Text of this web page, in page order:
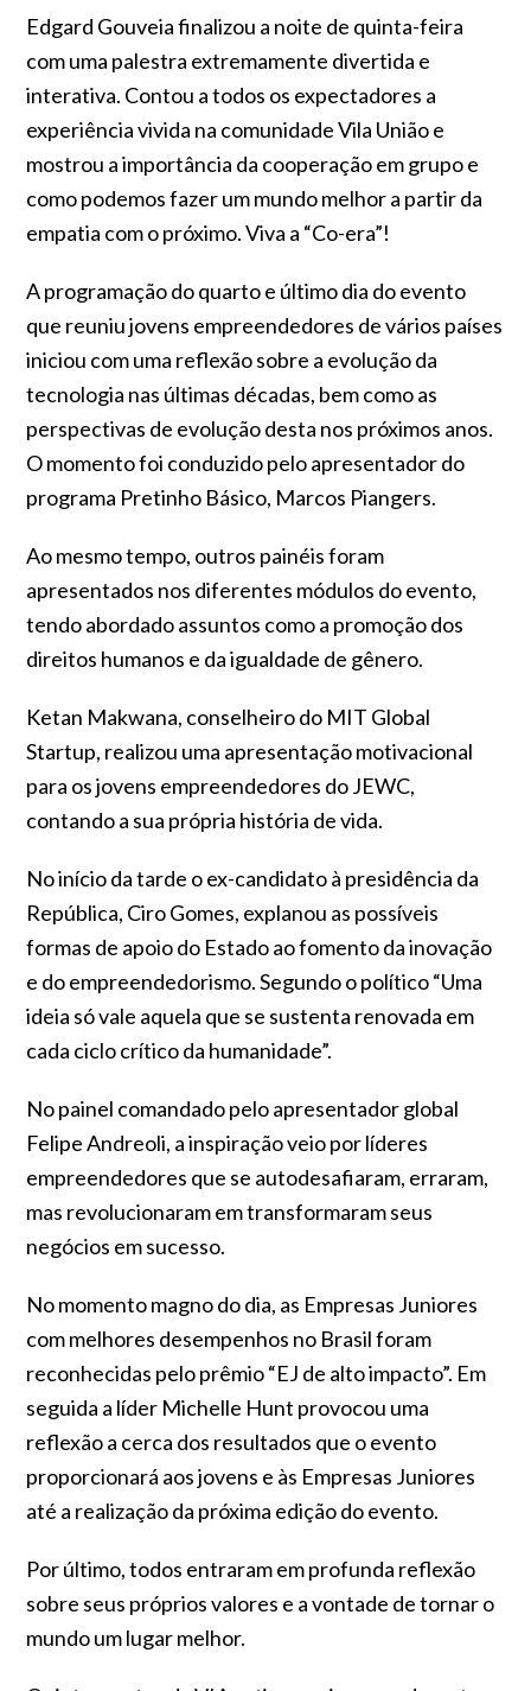
Edgard Gouveia finalizou a noite de quinta-feira
com uma palestra extremamente divertida e
interativa. Contou a todos os expectadores a
experiência vivida na comunidade Vila União e
mostrou a importância da cooperação em grupo e
como podemos fazer um mundo melhor a partir da
empatia com o próximo. Viva a “Co-era”!
A programação do quarto e último dia do evento
que reuniu jovens empreendedores de vários países
iniciou com uma reflexão sobre a evolução da
tecnologia nas últimas décadas, bem como as
perspectivas de evolução desta nos próximos anos.
O momento foi conduzido pelo apresentador do
programa Pretinho Básico, Marcos Piangers.
Ao mesmo tempo, outros painéis foram
apresentados nos diferentes módulos do evento,
tendo abordado assuntos como a promoção dos
direitos humanos e da igualdade de gênero.
Ketan Makwana, conselheiro do MIT Global
Startup, realizou uma apresentação motivacional
para os jovens empreendedores do JEWC,
contando a sua própria história de vida.
No início da tarde o ex-candidato à presidência da
República, Ciro Gomes, explanou as possíveis
formas de apoio do Estado ao fomento da inovação
e do empreendedorismo. Segundo o político “Uma
ideia só vale aquela que se sustenta renovada em
cada ciclo crítico da humanidade”.
No painel comandado pelo apresentador global
Felipe Andreoli, a inspiração veio por líderes
empreendedores que se autodesafiaram, erraram,
mas revolucionaram em transformaram seus
negócios em sucesso.
No momento magno do dia, as Empresas Juniores
com melhores desempenhos no Brasil foram
reconhecidas pelo prêmio “EJ de alto impacto”. Em
seguida a líder Michelle Hunt provocou uma
reflexão a cerca dos resultados que o evento
proporcionará aos jovens e às Empresas Juniores
até a realização da próxima edição do evento.
Por último, todos entraram em profunda reflexão
sobre seus próprios valores e a vontade de tornar o
mundo um lugar melhor.